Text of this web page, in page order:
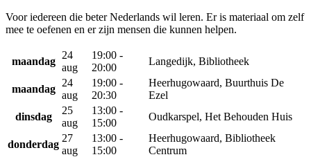
Voor iedereen die beter Nederlands wil leren. Er is materiaal om zelf
mee te oefenen en er zijn mensen die kunnen helpen.
maandag
24
aug
19:00 -
20:00
Langedijk, Bibliotheek
maandag
24
aug
19:00 -
20:30
Heerhugowaard, Buurthuis De
Ezel
dinsdag
25
aug
13:00 -
15:00
Oudkarspel, Het Behouden Huis
donderdag
27
aug
13:00 -
15:00
Heerhugowaard, Bibliotheek
Centrum